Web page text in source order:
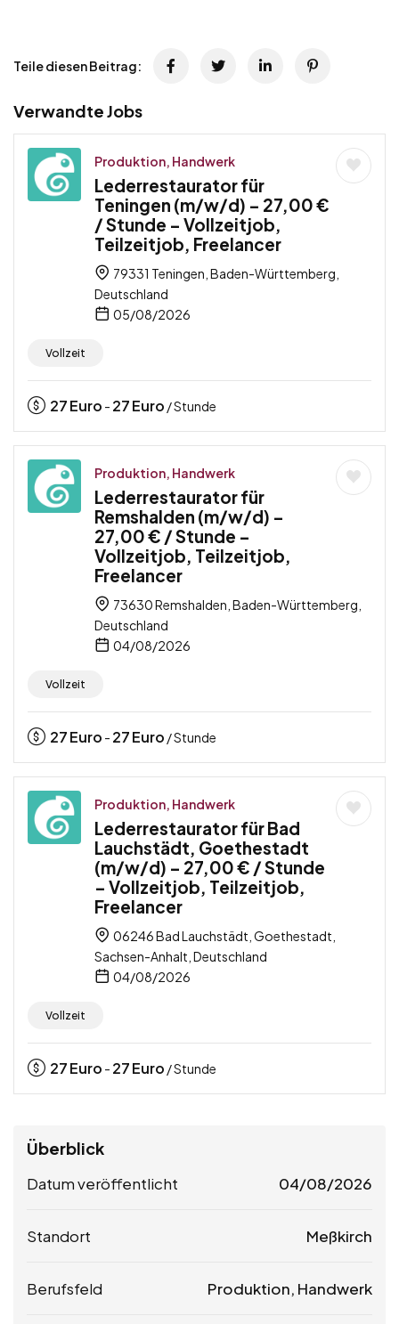
Teile diesen Beitrag:
Verwandte Jobs
Produktion, Handwerk
Lederrestaurator für
Teningen (m/w/d) – 27,00 €
/ Stunde – Vollzeitjob,
Teilzeitjob, Freelancer
79331 Teningen, Baden-Württemberg,
Deutschland
05/08/2026
Vollzeit
27Euro - 27Euro / Stunde
Produktion, Handwerk
Lederrestaurator für
Remshalden (m/w/d) –
27,00 € / Stunde –
Vollzeitjob, Teilzeitjob,
Freelancer
73630 Remshalden, Baden-Württemberg,
Deutschland
04/08/2026
Vollzeit
27Euro - 27Euro / Stunde
Produktion, Handwerk
Lederrestaurator für Bad
Lauchstädt, Goethestadt
(m/w/d) – 27,00 € / Stunde
– Vollzeitjob, Teilzeitjob,
Freelancer
06246 Bad Lauchstädt, Goethestadt,
Sachsen-Anhalt, Deutschland
04/08/2026
Vollzeit
27Euro - 27Euro / Stunde
Überblick
Datum veröffentlicht 04/08/2026
Standort Meßkirch
Berufsfeld Produktion, Handwerk